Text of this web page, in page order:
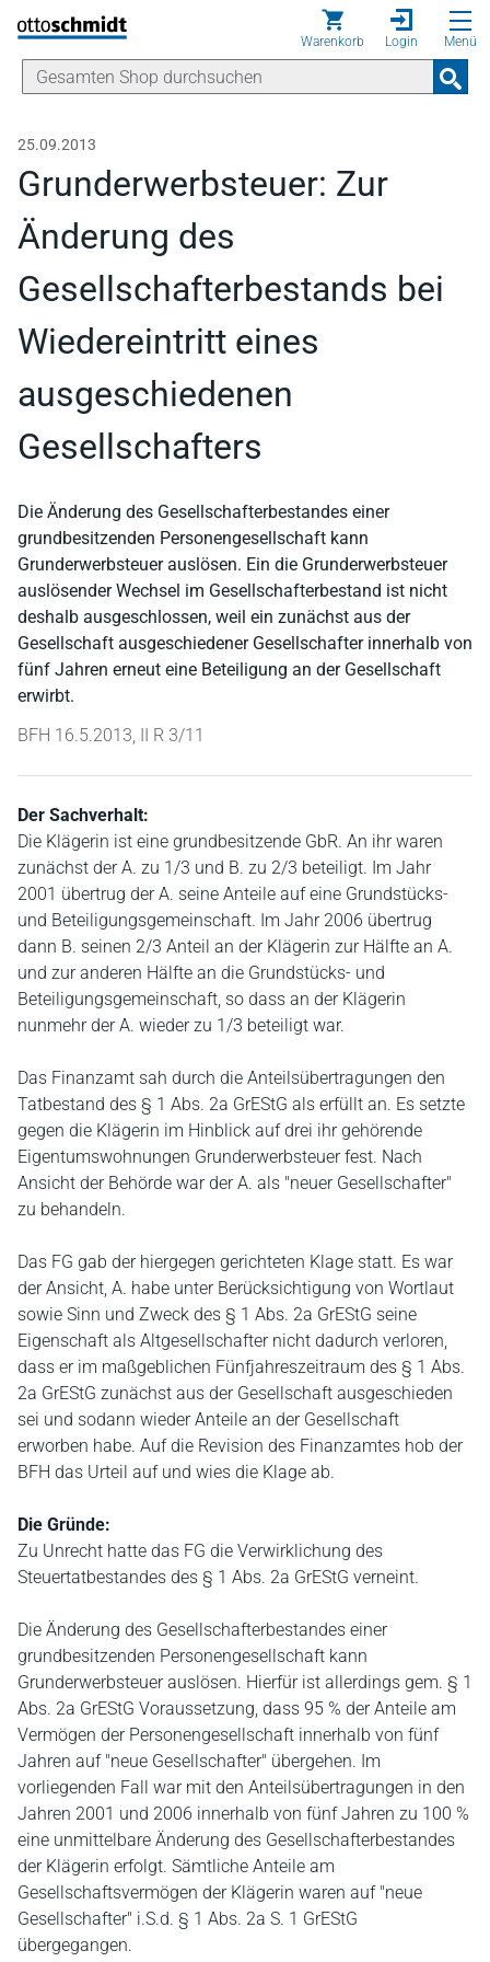
Direkt zum Inhalt
Warenkorb Login Menü
25.09.2013
Grunderwerbsteuer: Zur
Änderung des
Gesellschafterbestands bei
Wiedereintritt eines
ausgeschiedenen
Gesellschafters
Die Änderung des Gesellschafterbestandes einer
grundbesitzenden Personengesellschaft kann
Grunderwerbsteuer auslösen. Ein die Grunderwerbsteuer
auslösender Wechsel im Gesellschafterbestand ist nicht
deshalb ausgeschlossen, weil ein zunächst aus der
Gesellschaft ausgeschiedener Gesellschafter innerhalb von
fünf Jahren erneut eine Beteiligung an der Gesellschaft
erwirbt.
BFH 16.5.2013, II R 3/11
Der Sachverhalt:
Die Klägerin ist eine grundbesitzende GbR. An ihr waren
zunächst der A. zu 1/3 und B. zu 2/3 beteiligt. Im Jahr
2001 übertrug der A. seine Anteile auf eine Grundstücks-
und Beteiligungsgemeinschaft. Im Jahr 2006 übertrug
dann B. seinen 2/3 Anteil an der Klägerin zur Hälfte an A.
und zur anderen Hälfte an die Grundstücks- und
Beteiligungsgemeinschaft, so dass an der Klägerin
nunmehr der A. wieder zu 1/3 beteiligt war.
Das Finanzamt sah durch die Anteilsübertragungen den
Tatbestand des § 1 Abs. 2a GrEStG als erfüllt an. Es setzte
gegen die Klägerin im Hinblick auf drei ihr gehörende
Eigentumswohnungen Grunderwerbsteuer fest. Nach
Ansicht der Behörde war der A. als "neuer Gesellschafter"
zu behandeln.
Das FG gab der hiergegen gerichteten Klage statt. Es war
der Ansicht, A. habe unter Berücksichtigung von Wortlaut
sowie Sinn und Zweck des § 1 Abs. 2a GrEStG seine
Eigenschaft als Altgesellschafter nicht dadurch verloren,
dass er im maßgeblichen Fünfjahreszeitraum des § 1 Abs.
2a GrEStG zunächst aus der Gesellschaft ausgeschieden
sei und sodann wieder Anteile an der Gesellschaft
erworben habe. Auf die Revision des Finanzamtes hob der
BFH das Urteil auf und wies die Klage ab.
Die Gründe:
Zu Unrecht hatte das FG die Verwirklichung des
Steuertatbestandes des § 1 Abs. 2a GrEStG verneint.
Die Änderung des Gesellschafterbestandes einer
grundbesitzenden Personengesellschaft kann
Grunderwerbsteuer auslösen. Hierfür ist allerdings gem. § 1
Abs. 2a GrEStG Voraussetzung, dass 95 % der Anteile am
Vermögen der Personengesellschaft innerhalb von fünf
Jahren auf "neue Gesellschafter" übergehen. Im
vorliegenden Fall war mit den Anteilsübertragungen in den
Jahren 2001 und 2006 innerhalb von fünf Jahren zu 100 %
eine unmittelbare Änderung des Gesellschafterbestandes
der Klägerin erfolgt. Sämtliche Anteile am
Gesellschaftsvermögen der Klägerin waren auf "neue
Gesellschafter" i.S.d. § 1 Abs. 2a S. 1 GrEStG
übergegangen.